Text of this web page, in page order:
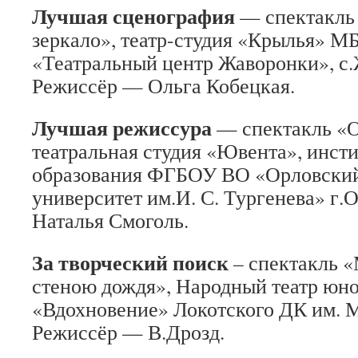
Лучшая сценография—
зеркало», театр-студия «Крылья»
«Театральный центр Жаворонки»,
Режиссёр — Ольга Кобецкая.
Лучшая режиссура— спектакль
театральная студия «Ювента»,
образования ФГБОУ ВО
университет им.И. С. Тургенева»
Наталья Смоголь.
За творческий поиск– спектакль
стеною дождя», Народный театр
«Вдохновение» Локотского ДК им.
Режиссёр — В.Дрозд.